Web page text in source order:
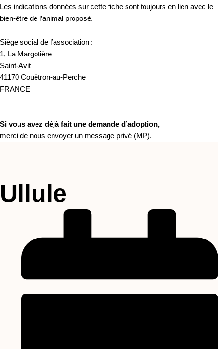
Les indications données sur cette fiche sont toujours en lien avec le
bien-être de l’animal proposé.
Siège social de l’association :
1, La Margotière
Saint-Avit
41170 Couëtron-au-Perche
FRANCE
Si vous avez déjà fait une demande d’adoption,
merci de nous envoyer un message privé (MP).
Ullule